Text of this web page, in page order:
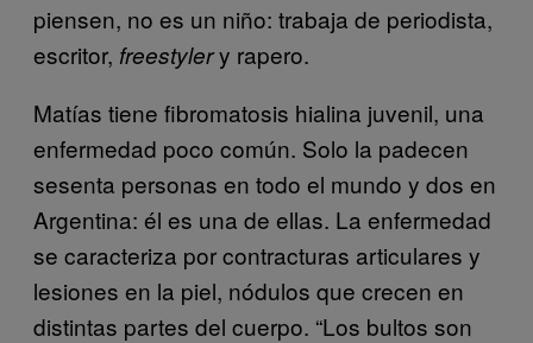
piensen, no es un niño: trabaja de periodista,
escritor, freestylery rapero.
Matías tiene fibromatosis hialina juvenil, una
enfermedad poco común. Solo la padecen
sesenta personas en todo el mundo y dos en
Argentina: él es una de ellas. La enfermedad
se caracteriza por contracturas articulares y
lesiones en la piel, nódulos que crecen en
distintas partes del cuerpo. “Los bultos son